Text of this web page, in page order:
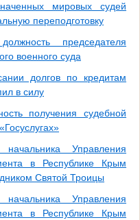
мировых судей
переподготовку
председателя
военного суда
долгов по кредитам
в силу
получения судебной
Управления
в Республике Крым
Святой Троицы
Управления
в Республике Крым